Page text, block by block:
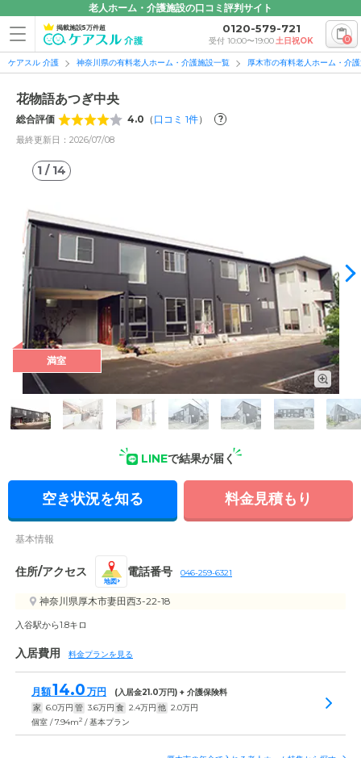
老人ホーム・介護施設の口コミ評判サイト
掲載施設5万件超 0120-579-721
受付 10:00〜19:00土日祝OK 0
ケアスル 介護 神奈川県の有料老人ホーム・介護施設一覧 厚木市の有料老人ホーム・介
花物語あつぎ中央
総合評価 4.0 （ 口コミ 1件） ?
最終更新日：2026/07/08
1 / 14
1/14
外観: 幹線から離れた静かな住宅街にたたずむホーム。和気あ
いあいとした雰囲気のなか、ゆったりと過ごしていただけま
満室
LINEで結果が届く
空き状況を知る 料金見積もり
基本情報
住所/アクセス
地図
電話番号 046-259-6321
神奈川県厚木市妻田西3-22-18
入谷駅から1.8キロ
入居費用 料金プランを見る
月額14.0 万円 (入居金21.0万円) + 介護保険料
家 6.0万円 管 3.6万円 食 2.4万円 他 2.0万円
個室 / 7.94m2 / 基本プラン